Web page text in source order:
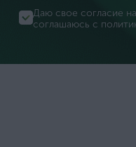
Даю свое согласие
соглашаюсь с